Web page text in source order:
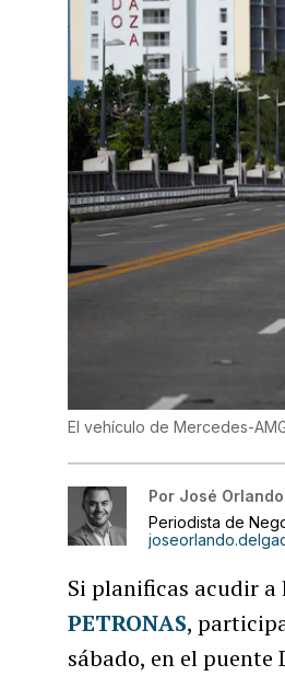
El vehículo de Mercedes-
Por José
Periodista de
Si planificas acudir a
PETRONAS,
sábado, en el puente